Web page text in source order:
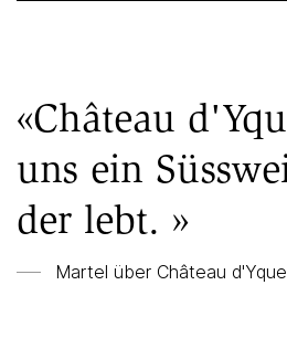
«Château
uns ein
der lebt. »
Martel über Château